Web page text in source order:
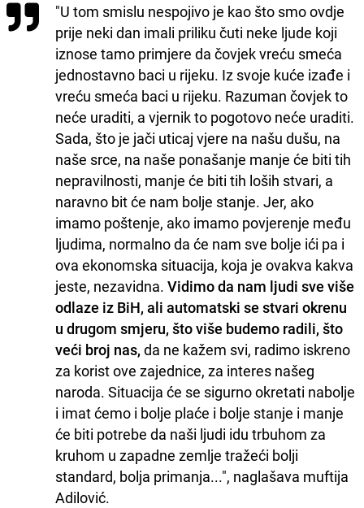
"U tom smislu nespojivo je kao što smo ovdje
prije neki dan imali priliku čuti neke ljude koji
iznose tamo primjere da čovjek vreću smeća
jednostavno baci u rijeku. Iz svoje kuće izađe i
vreću smeća baci u rijeku. Razuman čovjek to
neće uraditi, a vjernik to pogotovo neće uraditi.
Sada, što je jači uticaj vjere na našu dušu, na
naše srce, na naše ponašanje manje će biti tih
nepravilnosti, manje će biti tih loših stvari, a
naravno bit će nam bolje stanje. Jer, ako
imamo poštenje, ako imamo povjerenje među
ljudima, normalno da će nam sve bolje ići pa i
ova ekonomska situacija, koja je ovakva kakva
jeste, nezavidna. Vidimo da nam ljudi sve više
odlaze iz BiH, ali automatski se stvari okrenu
u drugom smjeru, što više budemo radili, što
veći broj nas, da ne kažem svi, radimo iskreno
za korist ove zajednice, za interes našeg
naroda. Situacija će se sigurno okretati nabolje
i imat ćemo i bolje plaće i bolje stanje i manje
će biti potrebe da naši ljudi idu trbuhom za
kruhom u zapadne zemlje tražeći bolji
standard, bolja primanja...", naglašava muftija
Adilović.